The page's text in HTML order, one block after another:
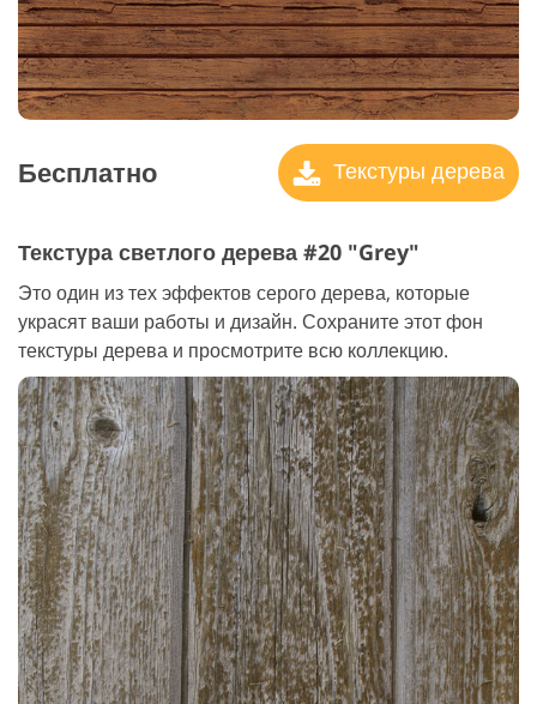
Бесплатно Текстуры дерева
Текстура светлого дерева #20 "Grey"
Это один из тех эффектов серого дерева, которые
украсят ваши работы и дизайн. Сохраните этот фон
текстуры дерева и просмотрите всю коллекцию.